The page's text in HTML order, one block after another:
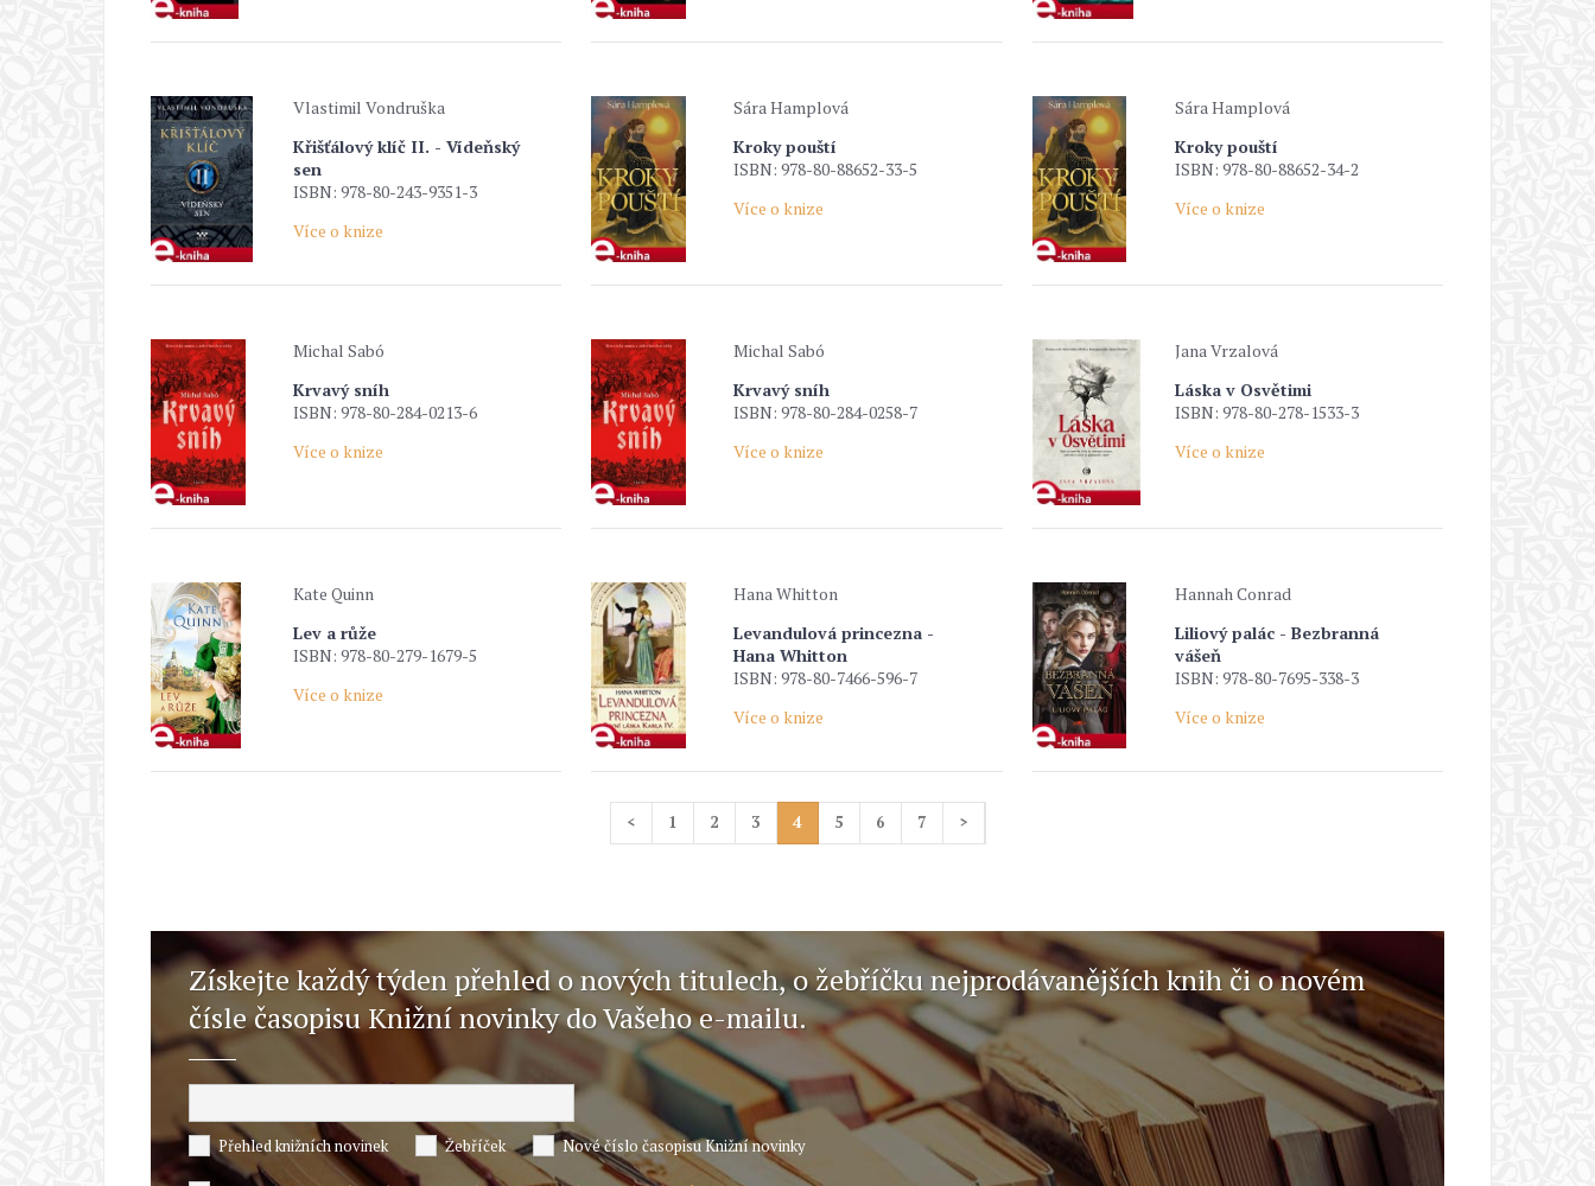
Vlastimil Vondruška
Křišťálový klíč II. - Vídeňský
sen
ISBN: 978-80-243-9351-3
Více o knize
Sára Hamplová
Kroky pouští
ISBN: 978-80-88652-33-5
Více o knize
Sára Hamplová
Kroky pouští
ISBN: 978-80-88652-34-2
Více o knize
Michal Sabó
Krvavý sníh
ISBN: 978-80-284-0213-6
Více o knize
Michal Sabó
Krvavý sníh
ISBN: 978-80-284-0258-7
Více o knize
Jana Vrzalová
Láska v Osvětimi
ISBN: 978-80-278-1533-3
Více o knize
Kate Quinn
Lev a růže
ISBN: 978-80-279-1679-5
Více o knize
Hana Whitton
Levandulová princezna -
Hana Whitton
ISBN: 978-80-7466-596-7
Více o knize
Hannah Conrad
Liliový palác - Bezbranná
vášeň
ISBN: 978-80-7695-338-3
Více o knize
< 1 2 3 4 5 6 7 >
Získejte každý týden přehled o nových titulech, o žebříčku nejprodávanějších knih či o novém
čísle časopisu Knižní novinky do Vašeho e-mailu.
Přehled knižních novinek Žebříček Nové číslo časopisu Knižní novinky